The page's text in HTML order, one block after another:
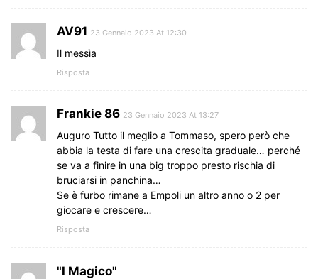
AV91 23 Gennaio 2023 At 12:30
Il messìa
Risposta
Frankie 86 23 Gennaio 2023 At 13:27
Auguro Tutto il meglio a Tommaso, spero però che
abbia la testa di fare una crescita graduale… perché
se va a finire in una big troppo presto rischia di
bruciarsi in panchina…
Se è furbo rimane a Empoli un altro anno o 2 per
giocare e crescere…
Risposta
"I Magico"